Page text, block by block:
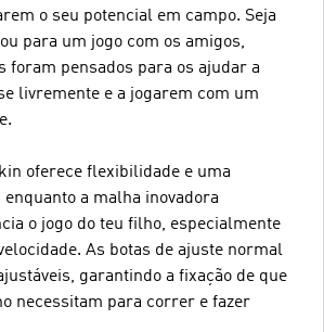
o seu potencial em campo. Seja
para um jogo com os amigos,
foram pensados para os ajudar a
livremente e a jogarem com um
oferece flexibilidade e uma
enquanto a malha inovadora
o jogo do teu filho, especialmente
As botas de ajuste normal
garantindo a fixação de que
necessitam para correr e fazer